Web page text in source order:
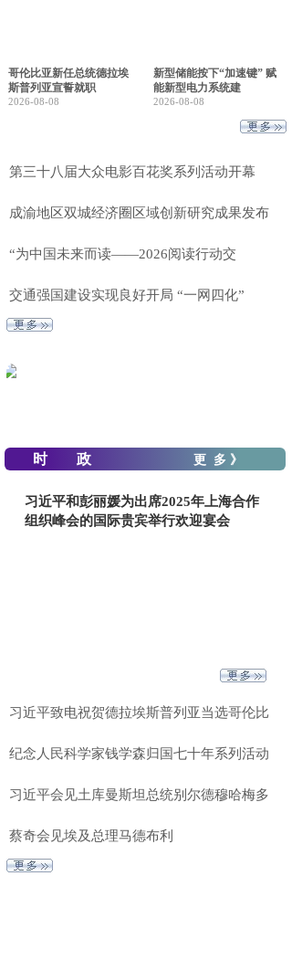
哥伦比亚新任总统德拉埃
斯普列亚宣誓就职
2026-08-08
新型储能按下“加速键” 赋
能新型电力系统建
2026-08-08
第三十八届大众电影百花奖系列活动开幕
成渝地区双城经济圈区域创新研究成果发布
“为中国未来而读——2026阅读行动交
交通强国建设实现良好开局 “一网四化”
时 政 更 多 》
习近平和彭丽媛为出席2025年上海合作
组织峰会的国际贵宾举行欢迎宴会
习近平致电祝贺德拉埃斯普列亚当选哥伦比
纪念人民科学家钱学森归国七十年系列活动
习近平会见土库曼斯坦总统别尔德穆哈梅多
蔡奇会见埃及总理马德布利